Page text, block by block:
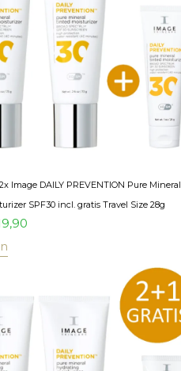
Image DAILY PREVENTION Pure Mineral
SPF30 incl. gratis Travel Size 28g